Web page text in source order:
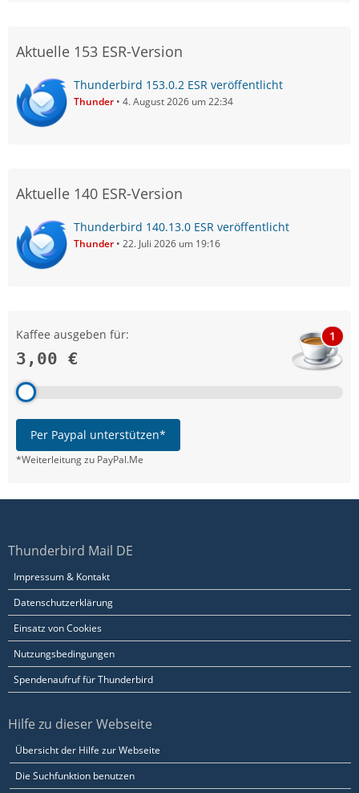
Aktuelle 153 ESR-Version
Thunderbird 153.0.2 ESR veröffentlicht
Thunder 4. August 2026 um 22:34
Aktuelle 140 ESR-Version
Thunderbird 140.13.0 ESR veröffentlicht
Thunder 22. Juli 2026 um 19:16
Kaffee ausgeben für:
3,00 €
1
Per Paypal unterstützen*
*Weiterleitung zu PayPal.Me
Thunderbird Mail DE
Impressum & Kontakt
Datenschutzerklärung
Einsatz von Cookies
Nutzungsbedingungen
Spendenaufruf für Thunderbird
Hilfe zu dieser Webseite
Übersicht der Hilfe zur Webseite
Die Suchfunktion benutzen